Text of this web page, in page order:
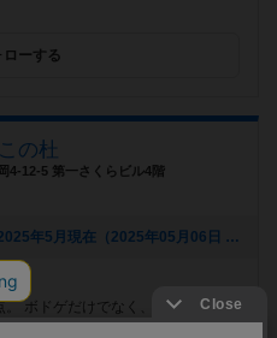
ローする
の杜
4-12-5 第一さくらビル4階
[NEW] ひよこの杜で遊べる謎解き/2025年5月現在（2025年05月06日 14時03分）
ボドゲだけでなく、クイズに謎
り上がれる！